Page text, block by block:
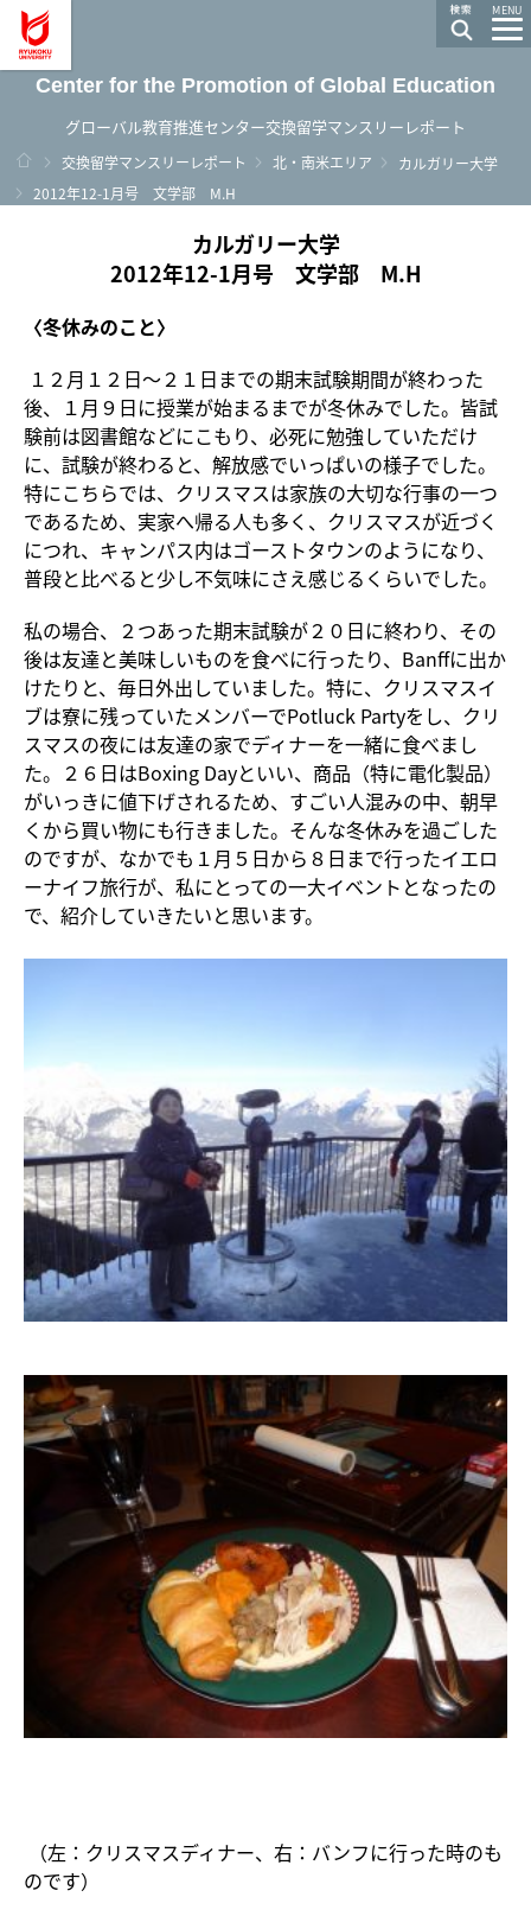
MENU
Center for the Promotion of Global Education
グローバル教育推進センター交換留学マンスリーレポート
ホーム
交換留学マンスリーレポート 北・南米エリア
カルガリー大学
2012年12-1月号 文学部 M.H
カルガリー大学
2012年12-1月号 文学部 M.H
〈冬休みのこと〉
１２月１２日～２１日までの期末試験期間が終わった
後、１月９日に授業が始まるまでが冬休みでした。皆試
験前は図書館などにこもり、必死に勉強していただけ
に、試験が終わると、解放感でいっぱいの様子でした。
特にこちらでは、クリスマスは家族の大切な行事の一つ
であるため、実家へ帰る人も多く、 クリスマスが近づく
につれ、キャンパス内はゴーストタウンのようになり、
普段と比べると少し不気味にさえ感じるくらいでした。
私の場合、２つあった期末試験が２０日に終わり、 その
後は友達と美味しいものを食べに行ったり、Banffに出か
けたりと、毎日外出していました。特に、クリスマスイ
ブは寮に残っていたメンバーでPotluck Partyをし、クリ
スマスの夜には友達の家でディナーを一緒に食べまし
た。２６日はBoxing Dayといい、商品（特に電化製品）
がいっきに値下げされるため、すごい人混みの中、朝早
くから買い物にも行きました。そんな冬休みを過ごした
のですが、なかでも１月５日から８日まで行ったイエロ
ーナイフ旅行が、私にとっての一大イベントとなったの
で、紹介していきたいと思います。
（左：クリスマスディナー、右：バンフに行った時のも
のです）